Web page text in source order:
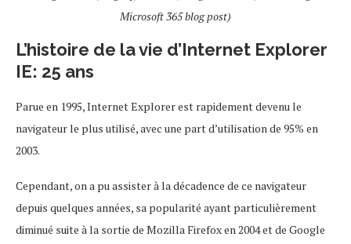
Microsoft 365 blog post)
L’histoire de la vie d’Internet Explorer
IE: 25 ans
Parue en 1995, Internet Explorer est rapidement devenu le
navigateur le plus utilisé, avec une part d’utilisation de 95% en
2003.
Cependant, on a pu assister à la décadence de ce navigateur
depuis quelques années, sa popularité ayant particulièrement
diminué suite à la sortie de Mozilla Firefox en 2004 et de Google